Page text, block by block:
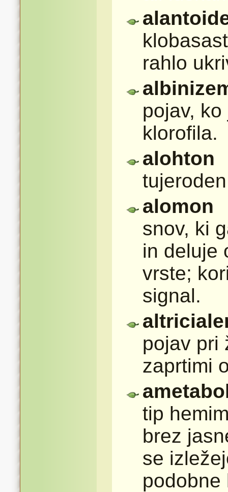
rahlo
pojav,
klorofila.
alohton
alomon
snov, ki
in deluje
vrste;
signal.
pojav pri
zaprtimi
tip
brez
se
podobne